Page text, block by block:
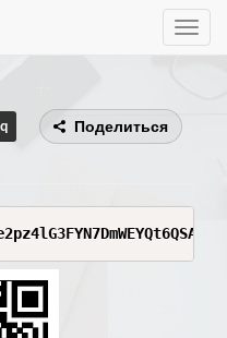
Toggle
Поделиться